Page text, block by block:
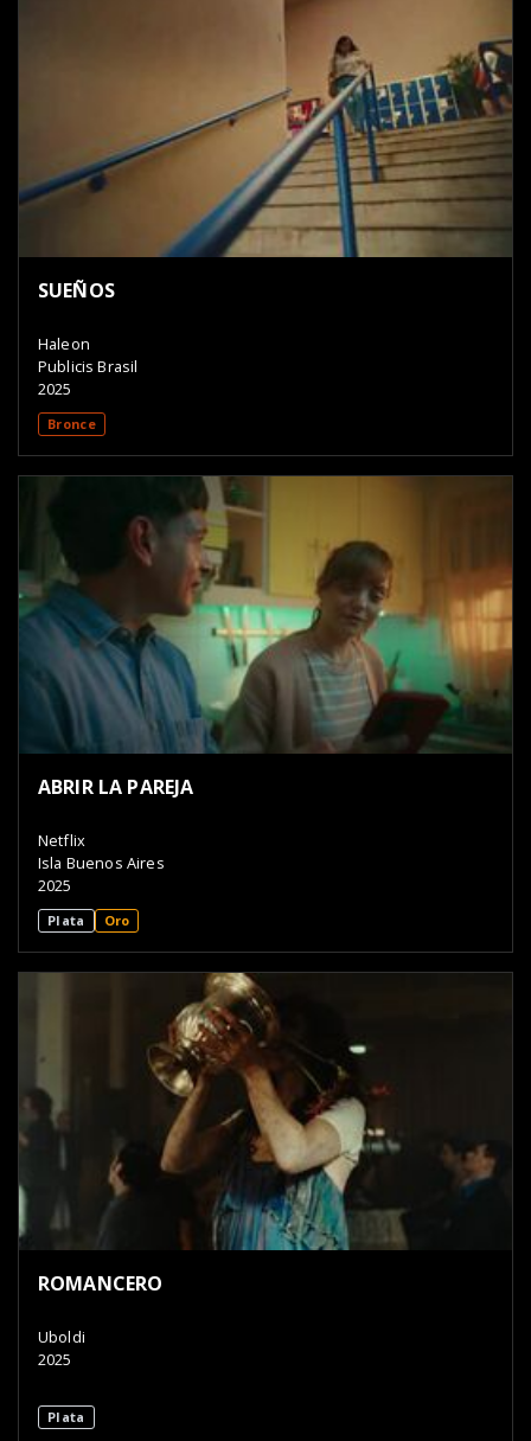
SUEÑOS
Haleon
Publicis Brasil
2025
Bronce
ABRIR LA PAREJA
Netflix
Isla Buenos Aires
2025
Plata Oro
ROMANCERO
Uboldi
2025
Plata